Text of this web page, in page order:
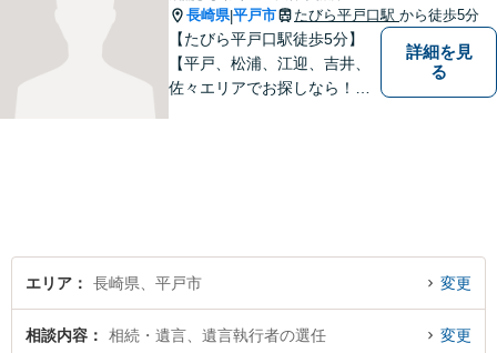
長崎県|平戸市 たびら平戸口駅 から徒歩5分
【たびら平戸口駅徒歩5分】
【平戸、松浦、江迎、吉井、
佐々エリアでお探しなら！】
詳細を見
る
エリア 長崎県、平戸市 変更
相談内容 相続・遺言、遺言執行者の選任 変更